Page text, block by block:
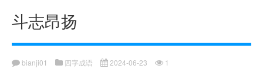
斗志昂扬
bianji01 四字成语 2024-06-23 1